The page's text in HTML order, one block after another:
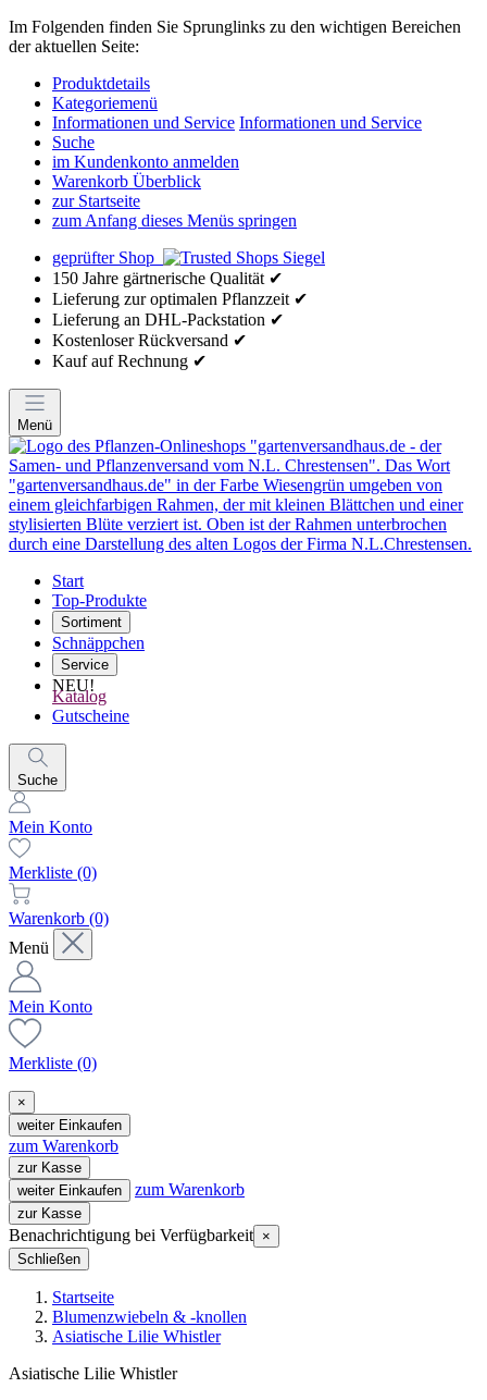
Im Folgenden finden Sie Sprunglinks zu den wichtigen Bereichen
der aktuellen Seite:
Produktdetails
Kategoriemenü
Informationen und Service Informationen und Service
Suche
im Kundenkonto anmelden
Warenkorb Überblick
zur Startseite
zum Anfang dieses Menüs springen
geprüfter Shop
150 Jahre gärtnerische Qualität ✔
Lieferung zur optimalen Pflanzzeit ✔
Lieferung an DHL-Packstation ✔
Kostenloser Rückversand ✔
Kauf auf Rechnung ✔
Menü
Start
Top-Produkte
Sortiment
Schnäppchen
Service
NEU!
Katalog
Gutscheine
Suche
Mein Konto
Merkliste (0)
Warenkorb (0)
Menü
Mein Konto
Merkliste (0)
×
weiter Einkaufen
zum Warenkorb
zur Kasse
weiter Einkaufen
zum Warenkorb
zur Kasse
Benachrichtigung bei Verfügbarkeit ×
Schließen
Startseite
Blumenzwiebeln & -knollen
Asiatische Lilie Whistler
Asiatische Lilie Whistler